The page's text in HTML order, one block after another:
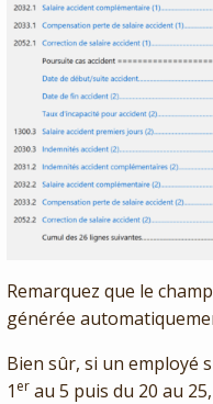
Remarquez que le champ
générée
Bien sûr, si un employé
1 er au 5 puis du 20 au